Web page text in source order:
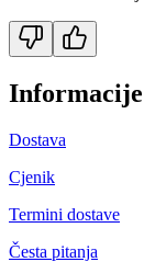
Informacije
Dostava
Cjenik
Termini dostave
Česta pitanja